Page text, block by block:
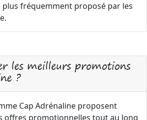
fréquemment proposé par les
les meilleurs promotions
?
Cap Adrénaline proposent
offres promotionnelles tout au long